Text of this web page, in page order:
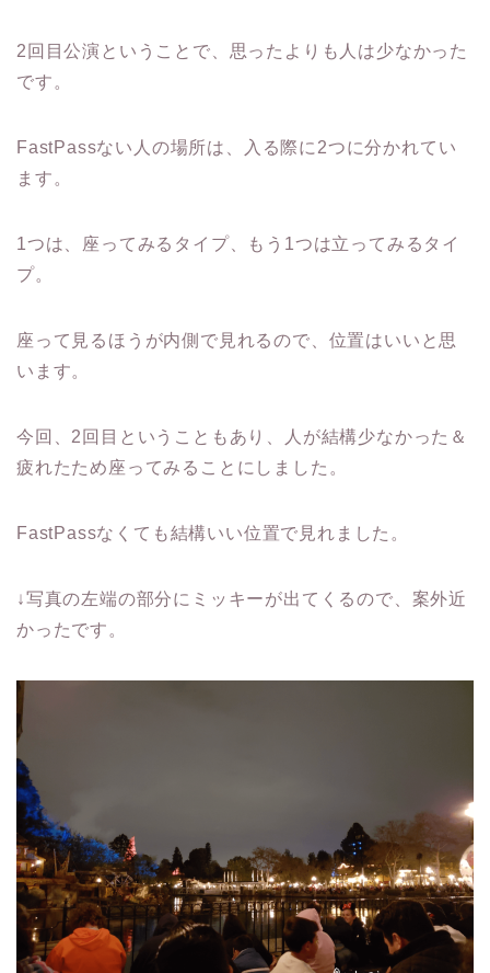
2回目公演ということで、思ったよりも人は少なかった
です。
FastPassない人の場所は、入る際に2つに分かれてい
ます。
1つは、座ってみるタイプ、もう1つは立ってみるタイ
プ。
座って見るほうが内側で見れるので、位置はいいと思
います。
今回、2回目ということもあり、人が結構少なかった＆
疲れたため座ってみることにしました。
FastPassなくても結構いい位置で見れました。
↓写真の左端の部分にミッキーが出てくるので、案外近
かったです。